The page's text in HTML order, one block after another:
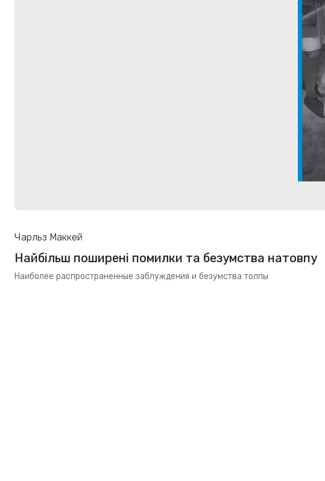
Чарльз Маккей
Найбільш поширені помилки та безумства натовпу
Наиболее распространенные заблуждения и безумства толпы